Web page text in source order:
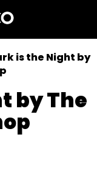
is the Night by
by The